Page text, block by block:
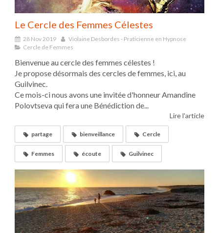
Le Cercle des Femmes Célestes
28 Nov 2019
Violaine Desbordes - Praticienne en Hypnose
Cercle de Femmes
Bienvenue au cercle des femmes célestes !
Je propose désormais des cercles de femmes, ici, au
Guilvinec.
Ce mois-ci nous avons une invitée d'honneur Amandine
Polovtseva qui fera une Bénédiction de...
Lire l'article
partage bienveillance Cercle
Femmes écoute Guilvinec